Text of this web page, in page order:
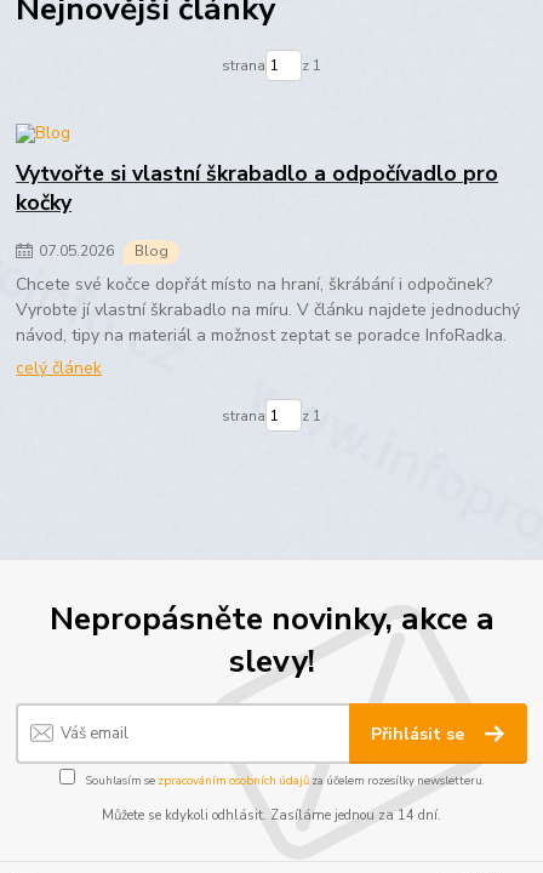
strana z 1
Vytvořte si vlastní škrabadlo a odpočívadlo pro
kočky
07.05.2026 Blog
Chcete své kočce dopřát místo na hraní, škrábání i odpočinek?
Vyrobte jí vlastní škrabadlo na míru. V článku najdete jednoduchý
návod, tipy na materiál a možnost zeptat se poradce InfoRadka.
celý článek
strana z 1
Nepropásněte novinky, akce a
slevy!
Přihlásit se
Souhlasím se zpracováním osobních údajůza účelem rozesílky newsletteru.
Můžete se kdykoli odhlásit. Zasíláme jednou za 14 dní.